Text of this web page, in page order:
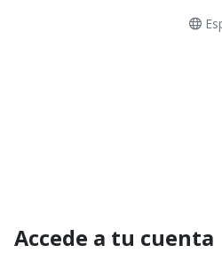
Accede a tu cuenta